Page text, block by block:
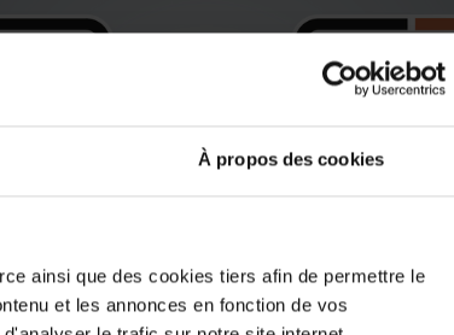
À propos des cookies
ainsi que des cookies tiers afin de permettre le
et les annonces en fonction de vos